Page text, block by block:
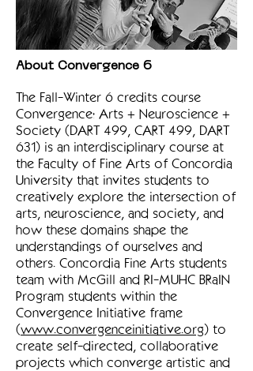
About Convergence 6
The Fall-Winter 6 credits course
Convergence: Arts + Neuroscience +
Society (DART 499, CART 499, DART
631) is an interdisciplinary course at
the Faculty of Fine Arts of Concordia
University that invites students to
creatively explore the intersection of
arts, neuroscience, and society, and
how these domains shape the
understandings of ourselves and
others. Concordia Fine Arts students
team with McGill and RI-MUHC BRaIN
Program students within the
Convergence Initiative frame
(www.convergenceinitiative.org) to
create self-directed, collaborative
projects which converge artistic and